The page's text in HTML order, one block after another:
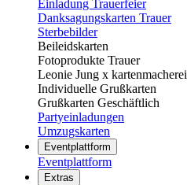
Einladung Trauerfeier
Danksagungskarten Trauer
Sterbebilder
Beileidskarten
Fotoprodukte Trauer
Leonie Jung x kartenmacherei
Individuelle Grußkarten
Grußkarten Geschäftlich
Partyeinladungen
Umzugskarten
Eventplattform
Eventplattform
Extras